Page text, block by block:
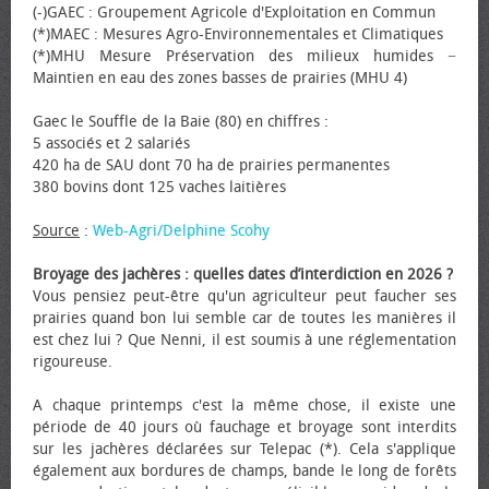
(-)GAEC : Groupement Agricole d'Exploitation en Commun
(*)MAEC : Mesures Agro-Environnementales et Climatiques
(*)MHU Mesure Préservation des milieux humides −
Maintien en eau des zones basses de prairies (MHU 4)
Gaec le Souffle de la Baie (80) en chiffres :
5 associés et 2 salariés
420 ha de SAU dont 70 ha de prairies permanentes
380 bovins dont 125 vaches laitières
Source : Web-Agri/Delphine Scohy
Broyage des jachères : quelles dates d’interdiction en 2026 ?
Vous pensiez peut-être qu'un agriculteur peut faucher ses
prairies quand bon lui semble car de toutes les manières il
est chez lui ? Que Nenni, il est soumis à une réglementation
rigoureuse.
A chaque printemps c'est la même chose, il existe une
période de 40 jours où fauchage et broyage sont interdits
sur les jachères déclarées sur Telepac (*). Cela s'applique
également aux bordures de champs, bande le long de forêts